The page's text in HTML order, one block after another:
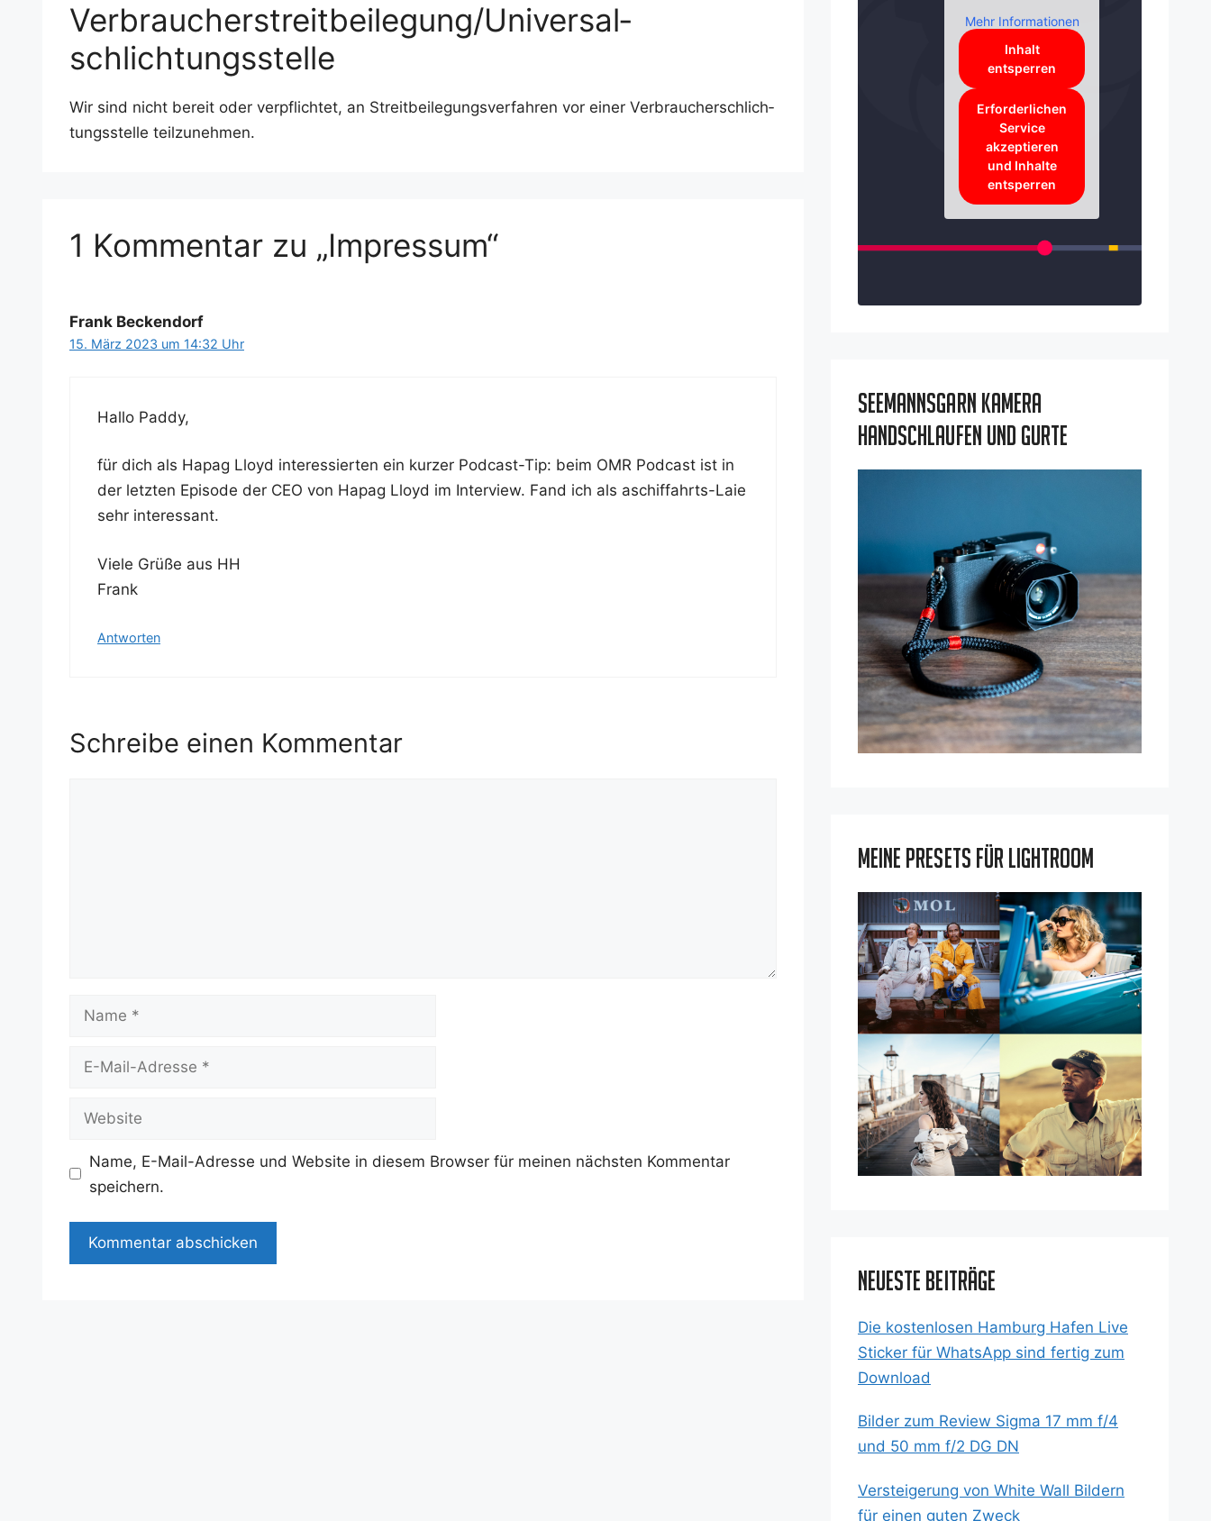
Verbraucher­streit­beilegung/Universal­
schlichtungs­stelle
Wir sind nicht bereit oder ver­pflich­tet, an Streit­bei­le­gungs­ver­fah­ren vor einer Ver­brau­cher­schlich­
tungs­stel­le teilzunehmen.
1 Kommentar zu „Impressum“
Frank Beckendorf
15. März 2023 um 14:32 Uhr
Hal­lo Paddy,
für dich als Hapag Lloyd inter­es­sier­ten ein kur­zer Pod­cast-Tip: beim OMR Pod­cast ist in
der letz­ten Epi­so­de der CEO von Hapag Lloyd im Inter­view. Fand ich als aschif­fahrts-Laie
sehr interessant.
Vie­le Grü­ße aus HH
Frank
Antworten
Schreibe einen Kommentar
Name
Adresse
Website
Name, E-Mail-Adresse und Website in diesem Browser für meinen nächsten Kommentar
speichern.
Mehr Informationen
Inhalt
entsperren
Erforderlichen
Service
akzeptieren
und Inhalte
entsperren
Seemannsgarn Kamera
Handschlaufen und Gurte
Meine Presets für Lightroom
Neueste Beiträge
Die kostenlosen Hamburg Hafen Live
Sticker für WhatsApp sind fertig zum
Download
Bilder zum Review Sigma 17 mm f/4
und 50 mm f/2 DG DN
Versteigerung von White Wall Bildern
für einen guten Zweck